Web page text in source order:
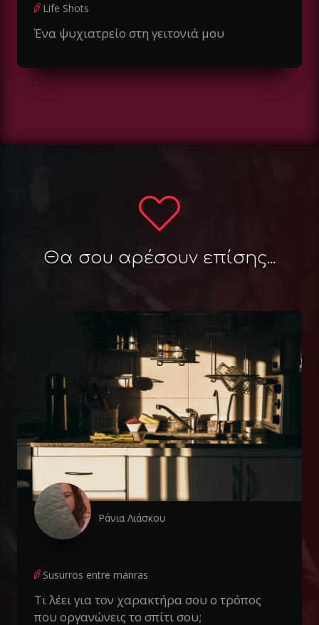
Life Shots
Ένα ψυχιατρείο στη γειτονιά μου
Θα σου αρέσουν επίσης...
Ράνια Λιάσκου
Susurros entre manras
Τι λέει για τον χαρακτήρα σου ο τρόπος
που οργανώνεις το σπίτι σου;